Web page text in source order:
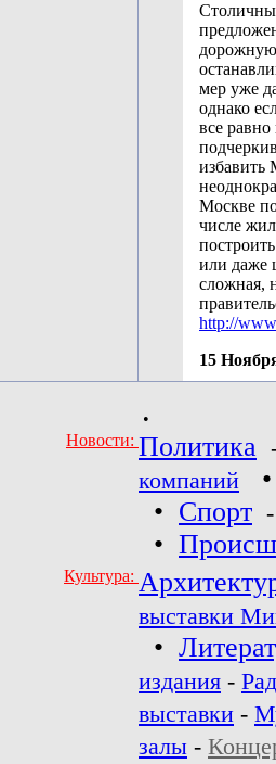
мер уже
однако
все
избавить
Москве
числе
или даже
сложная,
http://
15
•
Новости: Политика
компаний
•
• Спорт -
•
Культура:
выставки
•
издания -
выставки -
залы -